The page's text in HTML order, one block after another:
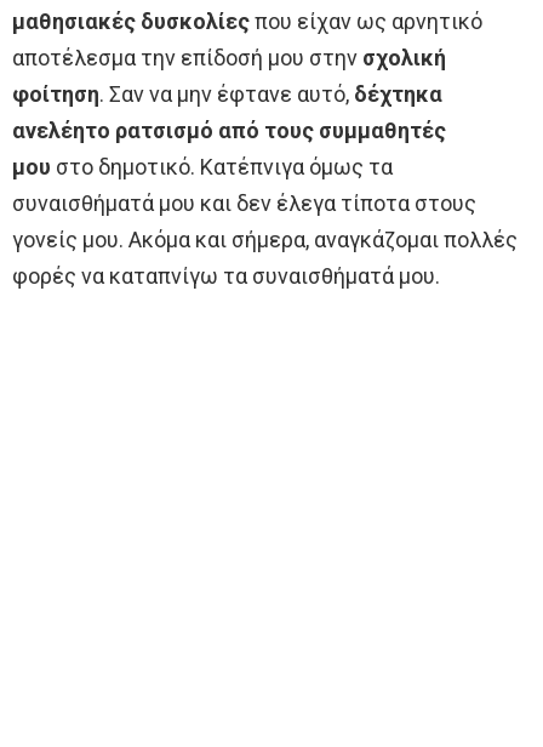
μαθησιακές δυσκολίεςπου είχαν ως αρνητικό
αποτέλεσμα την επίδοσή μου στην σχολική
φοίτηση. Σαν να μην έφτανε αυτό, δέχτηκα
ανελέητο ρατσισμό από τους συμμαθητές
μου στο δημοτικό. Κατέπνιγα όμως τα
συναισθήματά μου και δεν έλεγα τίποτα στους
γονείς μου. Ακόμα και σήμερα, αναγκάζομαι πολλές
φορές να καταπνίγω τα συναισθήματά μου.